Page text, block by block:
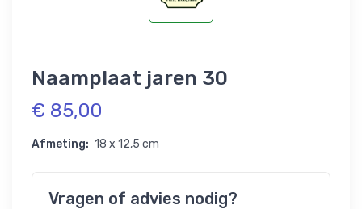
Naamplaat jaren 30
€ 85,00
Afmeting: 18 x 12,5 cm
Vragen of advies nodig?